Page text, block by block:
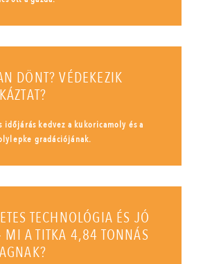
DÖNT? VÉDEKEZIK
időjárás kedvez a kukoricamoly és a
gradációjának.
TECHNOLÓGIA ÉS JÓ
MI A TITKA 4,84 TONNÁS